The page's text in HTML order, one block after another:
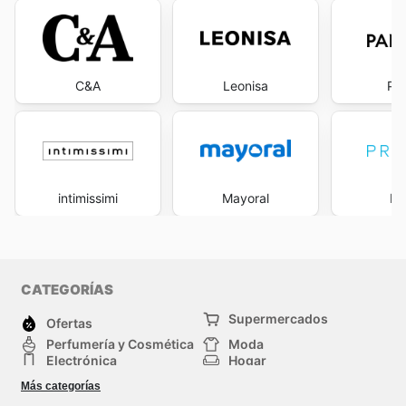
C&A
intimissimi
Leonisa
Mayoral
CATEGORÍAS
Ofertas
Supermercados
Perfumería y Cosmética
Moda
Electrónica
Hogar
Deporte
Juguetes y bebés
Más categorías